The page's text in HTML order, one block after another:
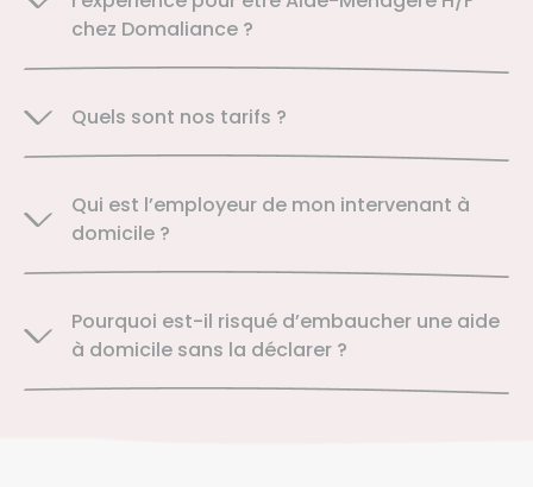
chez Domaliance ?
Quels sont nos tarifs ?
Qui est l’employeur de mon intervenant à
domicile ?
Pourquoi est-il risqué d’embaucher une aide
à domicile sans la déclarer ?